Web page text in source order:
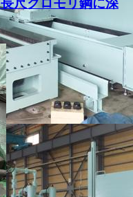
尺クロモリ鋼に深